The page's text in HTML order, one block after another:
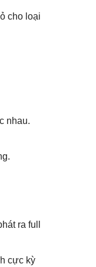
cho loại
nhau.
ra full
cực kỳ